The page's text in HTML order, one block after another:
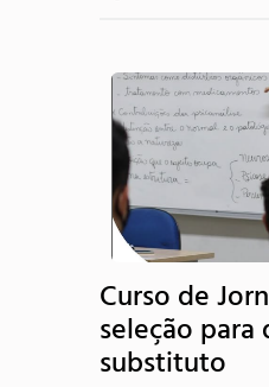
Curso de
seleção para
substituto